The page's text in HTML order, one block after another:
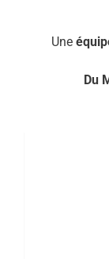
Une
Du